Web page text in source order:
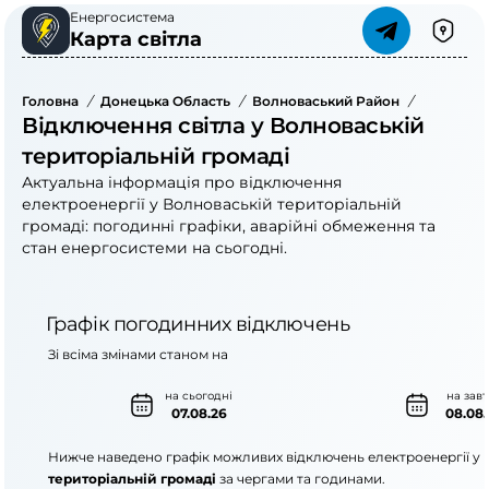
Енергосистема
Карта світла
Головна / Донецька Область / Волноваський Район /
Відключення світла у Волноваській
територіальній громаді
Актуальна інформація про відключення
електроенергії у Волноваській територіальній
громаді: погодинні графіки, аварійні обмеження та
стан енергосистеми на сьогодні.
Графік погодинних відключень
на сьогодні
07.08.26
на
Зі всіма змінами станом на
Нижче наведено графік можливих відключень електроенергії у
територіальній громаді за чергами та годинами.